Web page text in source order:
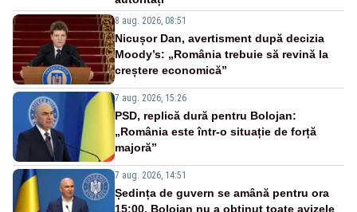
8 aug. 2026, 08:51
Nicușor Dan, avertisment după decizia
Moody’s: „România trebuie să revină la
creștere economică”
7 aug. 2026, 15:26
PSD, replică dură pentru Bolojan:
„România este într-o situație de forță
majoră”
7 aug. 2026, 14:51
Ședința de guvern se amână pentru ora
15:00. Bolojan nu a obținut toate avizele